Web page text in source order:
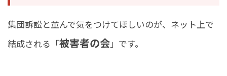
集団訴訟と並んで気をつけてほしいのが、ネット上で
結成される「被害者の会」です。